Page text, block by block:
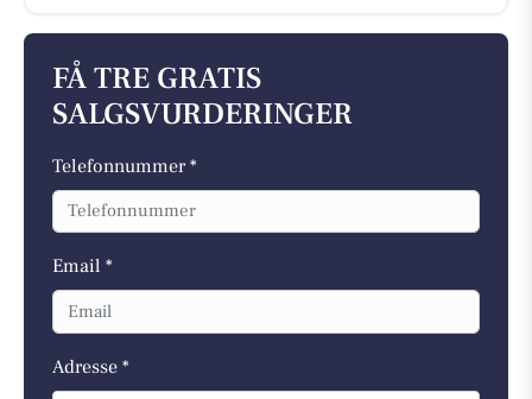
FÅ TRE GRATIS
SALGSVURDERINGER
Telefonnummer *
Email *
Adresse *